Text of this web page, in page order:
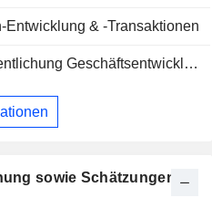
Immobilien in Städten
Entwicklung & -Transaktionen
Geschäftsentwicklung - Q3 2026
sowie Schätzungen